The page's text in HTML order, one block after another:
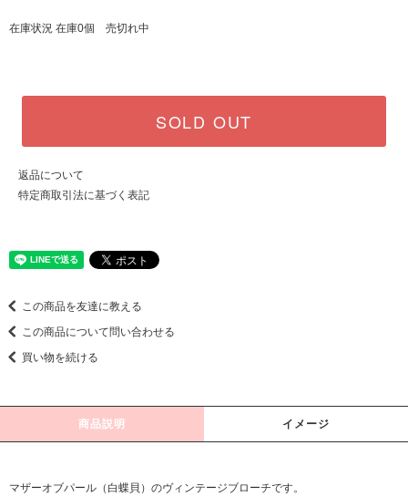
在庫状況 在庫0個 売切れ中
SOLD OUT
返品について
特定商取引法に基づく表記
この商品を友達に教える
この商品について問い合わせる
買い物を続ける
商品説明 イメージ
マザーオブパール（白蝶貝）のヴィンテージブローチです。